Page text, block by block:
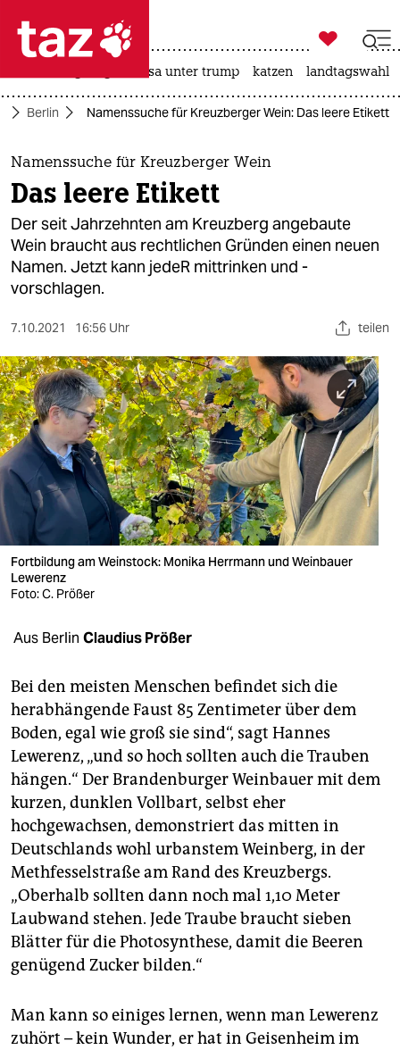
 taz zahl ich
taz zahl ich
themen
politik
öko
gesellschaft
kultur
sport
berlin
nord
wahrheit
verlag
verlag
veranstaltungen
unterstützen
abo
genossenschaft
epaper login

taz zahl ich
usa unter trump katzen landtagswahl
Berlin Namenssuche für Kreuzberger Wein: Das leere Etikett
Namenssuche für Kreuzberger Wein
Das leere Etikett
Der seit Jahrzehnten am Kreuzberg angebaute
Wein braucht aus rechtlichen Gründen einen neuen
Namen. Jetzt kann jedeR mittrinken und -
vorschlagen.
7.10.2021 16:56 Uhr teilen
Fortbildung am Weinstock: Monika Herrmann und Weinbauer
Lewerenz
Foto: C. Prößer
Aus Berlin Claudius Prößer
Bei den meisten Menschen befindet sich die
herabhängende Faust 85 Zentimeter über dem
Boden, egal wie groß sie sind“, sagt Hannes
Lewerenz, „und so hoch sollten auch die Trauben
hängen.“ Der Brandenburger Weinbauer mit dem
kurzen, dunklen Vollbart, selbst eher
hochgewachsen, demonstriert das mitten in
Deutschlands wohl urbanstem Weinberg, in der
Meth­fesselstraße am Rand des Kreuzbergs.
„Oberhalb sollten dann noch mal 1,10 Meter
Laubwand stehen. Jede Traube braucht sieben
Blätter für die Photosynthese, damit die Beeren
genügend Zucker bilden.“
Man kann so einiges lernen, wenn man Lewerenz
zuhört – kein Wunder, er hat in Geisenheim im